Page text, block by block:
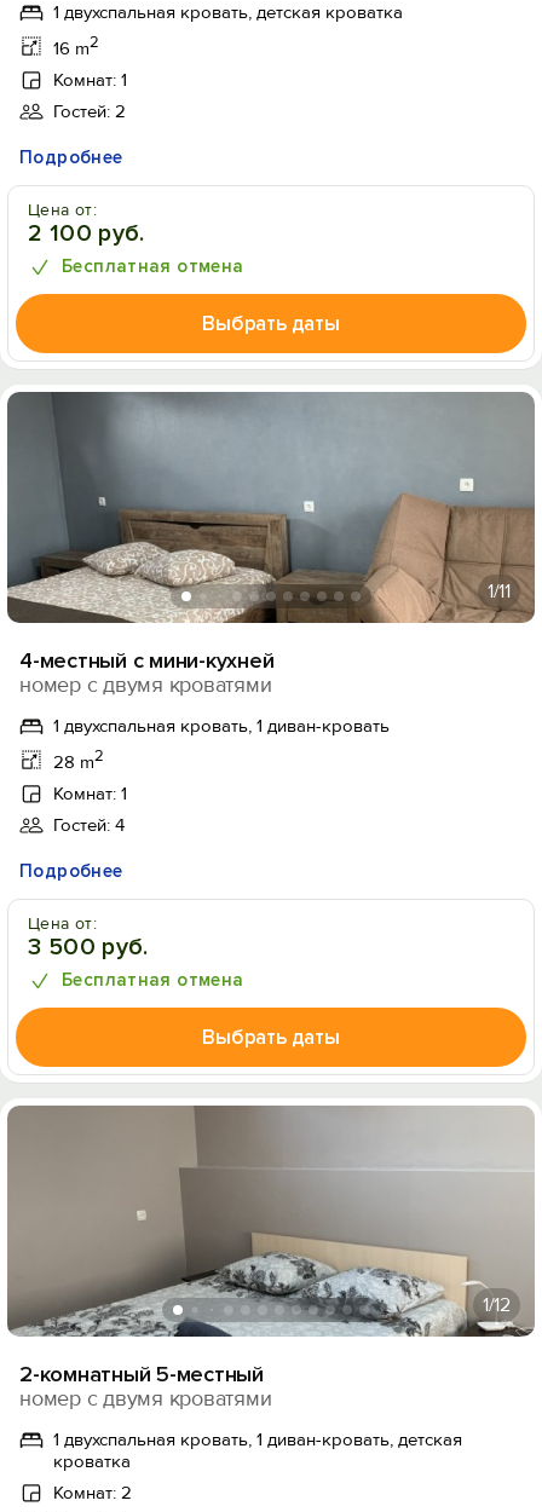
1 двухспальная кровать, детская кроватка
16 m2
Комнат: 1
Гостей: 2
Подробнее
Цена от:
2 100 руб.
Бесплатная отмена
Выбрать даты
1/11
4-местный с мини-кухней
номер с двумя кроватями
1 двухспальная кровать, 1 диван-кровать
28 m2
Комнат: 1
Гостей: 4
Подробнее
Цена от:
3 500 руб.
Бесплатная отмена
Выбрать даты
1/12
2-комнатный 5-местный
номер с двумя кроватями
1 двухспальная кровать, 1 диван-кровать, детская
кроватка
Комнат: 2